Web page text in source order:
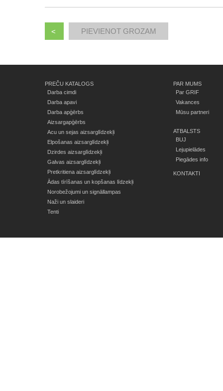
<
PREČU KATALOGS
Darba cimdi
Darba apavi
Darba apģērbs
Aizsargapģērbs
Acu un sejas aizsarglīdzekļi
Elpošanas aizsarglīdzekļi
Dzirdes aizsarglīdzekļi
Galvas aizsarglīdzekļi
Pretkritiena aizsarglīdzekļi
Ādas tīrīšanas un kopšanas līdzekļi
Norobežojumi un signāllampas
Naži un slaideri
Tenti
PAR MUMS
Par GRIF
Vakances
Mūsu partneri
ATBALSTS
BUJ
Lejupielādes
Piegādes info
KONTAKTI